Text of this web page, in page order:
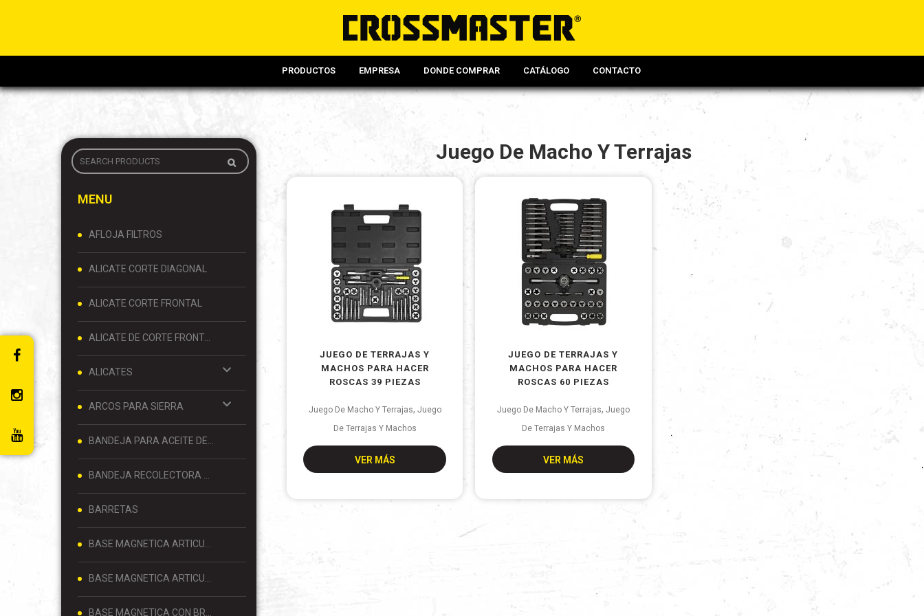
PRODUCTOS EMPRESA DONDE COMPRAR CATÁLOGO CONTACTO
MENU
AFLOJA FILTROS
ALICATE CORTE DIAGONAL
ALICATE CORTE FRONTAL
ALICATE DE CORTE FRONTAL 8 PULGADAS
ALICATES
ARCOS PARA SIERRA
BARRETAS
Juego De Macho Y Terrajas
JUEGO DE TERRAJAS Y
MACHOS PARA HACER
ROSCAS 39 PIEZAS
Juego De Macho Y Terrajas, Juego
De Terrajas Y Machos
VER MÁS
JUEGO DE TERRAJAS Y
MACHOS PARA HACER
ROSCAS 60 PIEZAS
Juego De Macho Y Terrajas, Juego
De Terrajas Y Machos
VER MÁS